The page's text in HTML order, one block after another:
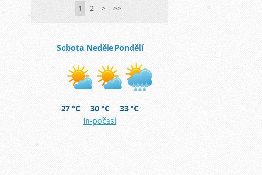
1 2 > >>
Sobota
27 °C
Neděle
30 °C
Pondělí
33 °C
In-počasí